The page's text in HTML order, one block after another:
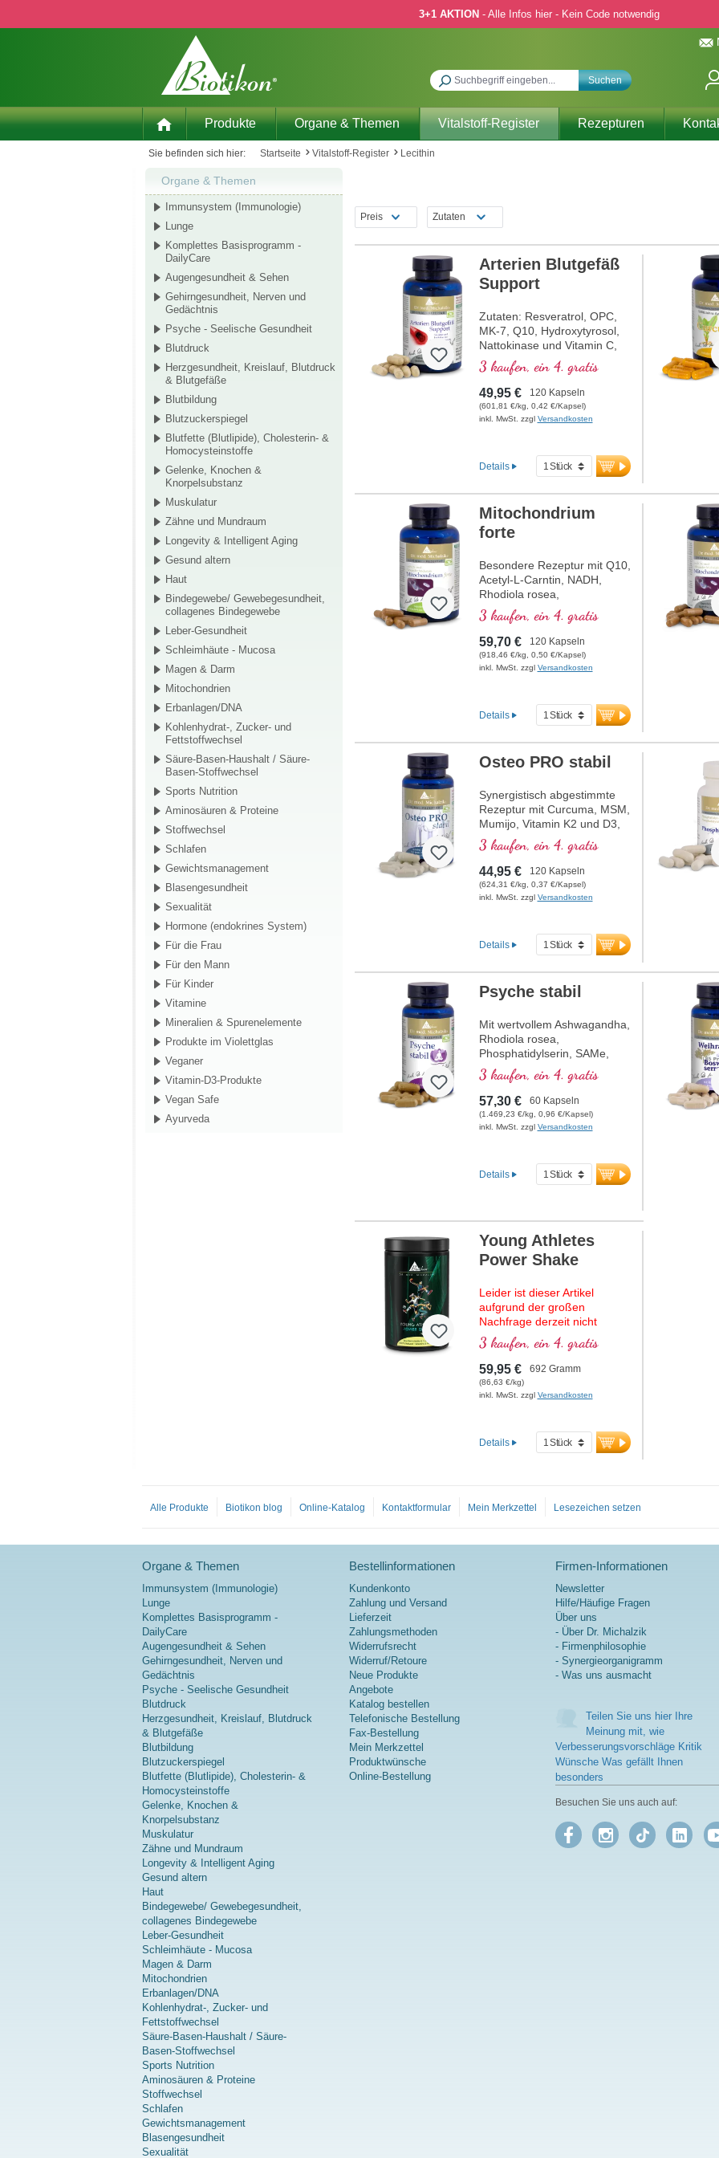
3+1 AKTION - Alle Infos hier - Kein Code notwendig
Suchen
Produkte Organe & Themen Vitalstoff-Register Rezepturen
Sie befinden sich hier: Startseite Vitalstoff-Register Lecithin
Organe & Themen
Immunsystem (Immunologie)
Lunge
Komplettes Basisprogramm -
DailyCare
Augengesundheit & Sehen
Gehirngesundheit, Nerven und
Gedächtnis
Psyche - Seelische Gesundheit
Blutdruck
Herzgesundheit, Kreislauf, Blutdruck
& Blutgefäße
Blutbildung
Blutzuckerspiegel
Blutfette (Blutlipide), Cholesterin- &
Homocysteinstoffe
Gelenke, Knochen &
Knorpelsubstanz
Muskulatur
Zähne und Mundraum
Longevity & Intelligent Aging
Gesund altern
Haut
Bindegewebe/ Gewebegesundheit,
collagenes Bindegewebe
Leber-Gesundheit
Schleimhäute - Mucosa
Magen & Darm
Mitochondrien
Erbanlagen/DNA
Kohlenhydrat-, Zucker- und
Fettstoffwechsel
Säure-Basen-Haushalt / Säure-
Basen-Stoffwechsel
Sports Nutrition
Aminosäuren & Proteine
Stoffwechsel
Schlafen
Gewichtsmanagement
Blasengesundheit
Sexualität
Hormone (endokrines System)
Für die Frau
Für den Mann
Für Kinder
Vitamine
Mineralien & Spurenelemente
Produkte im Violettglas
Veganer
Vitamin-D3-Produkte
Vegan Safe
Ayurveda
Preis Zutaten
Arterien Blutgefäß
Support
Zutaten: Resveratrol, OPC,
MK-7, Q10, Hydroxytyrosol,
Nattokinase und Vitamin C,
welches zu einer normalen
Kollagenbildung für eine
normale Funktion der
Blutgefäße beiträgt. Die B-
Vitamine liegen in bioaktiver
3 kaufen, ein 4. gratis
49,95 € 120 Kapseln
(601,81 €/kg, 0,42 €/Kapsel)
inkl. MwSt. zzgl Versandkosten
Details
Mitochondrium
forte
Besondere Rezeptur mit Q10,
Acetyl-L-Carntin, NADH,
Rhodiola rosea,
Phosphatidylserin, Glutathion,
Cordyceps und Kupfer,
welches zu einem normalen
Stoffwechsel zur
Energiegewinnung beiträgt (in
3 kaufen, ein 4. gratis
59,70 € 120 Kapseln
(918,46 €/kg, 0,50 €/Kapsel)
inkl. MwSt. zzgl Versandkosten
Details
Osteo PRO stabil
Synergistisch abgestimmte
Rezeptur mit Curcuma, MSM,
Mumijo, Vitamin K2 und D3,
eingebettet in wertvollen
Phospholipiden. Sango-
Koralle mit Magnesium und
Calcium, welches zum Erhalt
normaler Knochen beiträgt.
3 kaufen, ein 4. gratis
44,95 € 120 Kapseln
(624,31 €/kg, 0,37 €/Kapsel)
inkl. MwSt. zzgl Versandkosten
Details
Psyche stabil
Mit wertvollem Ashwagandha,
Rhodiola rosea,
Phosphatidylserin, SAMe,
Omega 3 und Vitamin B12,
welches zu einer normalen
Funktion der Psyche beiträgt.
3 kaufen, ein 4. gratis
57,30 € 60 Kapseln
(1.469,23 €/kg, 0,96 €/Kapsel)
inkl. MwSt. zzgl Versandkosten
Details
Young Athletes
Power Shake
Leider ist dieser Artikel
aufgrund der großen
Nachfrage derzeit nicht
lieferbar. Einen genauen
Liefertermin können wir
momentan noch nicht
nennen.
Enthält hochwertiges Whey-
Protein-Isolat mit BCAAs &
Regeneration. Sango-
künstlichen Zusätzen, mit
Kokosblütenzucker für besten
Geschmack. Entwickelt von
Ärzten, produziert in
Mehr Informationen zu
Young Athletes Complete
3 kaufen, ein 4. gratis
59,95 € 692 Gramm
(86,63 €/kg)
inkl. MwSt. zzgl Versandkosten
Details
Alle Produkte Biotikon blog Online-Katalog Kontaktformular Mein Merkzettel Lesezeichen setzen
Organe & Themen
Immunsystem (Immunologie)
Lunge
Komplettes Basisprogramm -
DailyCare
Augengesundheit & Sehen
Gehirngesundheit, Nerven und
Gedächtnis
Psyche - Seelische Gesundheit
Blutdruck
Herzgesundheit, Kreislauf, Blutdruck
& Blutgefäße
Blutbildung
Blutzuckerspiegel
Blutfette (Blutlipide), Cholesterin- &
Homocysteinstoffe
Gelenke, Knochen &
Knorpelsubstanz
Muskulatur
Zähne und Mundraum
Longevity & Intelligent Aging
Gesund altern
Haut
Bindegewebe/ Gewebegesundheit,
collagenes Bindegewebe
Leber-Gesundheit
Schleimhäute - Mucosa
Magen & Darm
Mitochondrien
Erbanlagen/DNA
Kohlenhydrat-, Zucker- und
Fettstoffwechsel
Säure-Basen-Haushalt / Säure-
Basen-Stoffwechsel
Sports Nutrition
Aminosäuren & Proteine
Stoffwechsel
Schlafen
Gewichtsmanagement
Blasengesundheit
Sexualität
Bestellinformationen
Kundenkonto
Zahlung und Versand
Lieferzeit
Zahlungsmethoden
Widerrufsrecht
Widerruf/Retoure
Neue Produkte
Angebote
Katalog bestellen
Telefonische Bestellung
Fax-Bestellung
Mein Merkzettel
Produktwünsche
Online-Bestellung
Firmen-Informationen
Newsletter
Hilfe/Häufige Fragen
Über uns
- Über Dr. Michalzik
- Firmenphilosophie
- Synergieorganigramm
- Was uns ausmacht
Teilen Sie uns hier Ihre
Meinung mit, wie
Verbesserungsvorschläge Kritik
Wünsche Was gefällt Ihnen
besonders
Besuchen Sie uns auch auf: